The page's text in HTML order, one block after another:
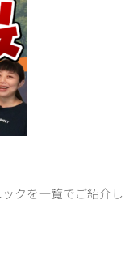
クを一覧でご紹介し